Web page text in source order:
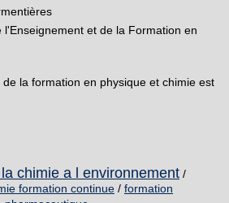
et de la Formation en
la formation en physique et chimie est
chimie a l environnement /
formation continue / formation